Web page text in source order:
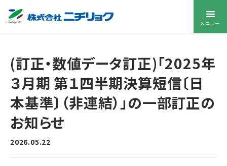
メニュー
(訂正・数値データ訂正)「2025年
３月期 第１四半期決算短信〔日
本基準〕（非連結）」の一部訂正の
お知らせ
2026.05.22